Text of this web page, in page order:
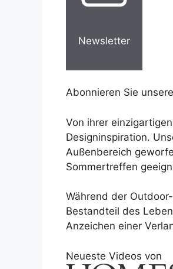
Newsletter
Abonnieren Sie
Von ihrer
Designinspiration.
Außenbereich
Sommertreffen
Während der
Bestandteil des
Anzeichen einer
Neueste Videos von